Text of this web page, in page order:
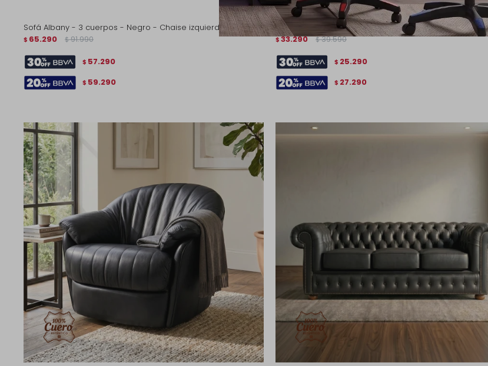
Sofá Albany - 3 cuerpos - Negro - Chaise izquierdo
$ 65.290 $ 91.990
$ 57.290
$ 59.290
Sillón 100% Cuero - 2 Cuerpos - Monza - Negro
$33.290 $ 39.590
$ 25.290
$ 27.290